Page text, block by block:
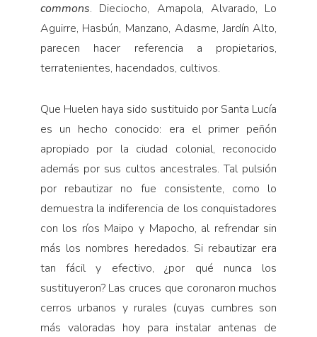
commons. Dieciocho, Amapola, Alvarado, Lo
Aguirre, Hasbún, Manzano, Adasme, Jardín Alto,
parecen hacer referencia a propietarios,
terratenientes, hacendados, cultivos.
Que Huelen haya sido sustituido por Santa Lucía
es un hecho conocido: era el primer peñón
apropiado por la ciudad colonial, reconocido
además por sus cultos ancestrales. Tal pulsión
por rebautizar no fue consistente, como lo
demuestra la indiferencia de los conquistadores
con los ríos Maipo y Mapocho, al refrendar sin
más los nombres heredados. Si rebautizar era
tan fácil y efectivo, ¿por qué nunca los
sustituyeron? Las cruces que coronaron muchos
cerros urbanos y rurales (cuyas cumbres son
más valoradas hoy para instalar antenas de